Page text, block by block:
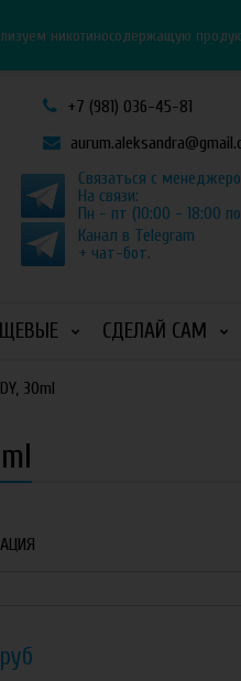
никотиносодержащую
+7 (981) 036-45-81
Связаться с
На связи:
Пн - пт (10:00 - 18:00
Канал в Telegram
+ чат-бот.
СДЕЛАЙ САМ
30ml